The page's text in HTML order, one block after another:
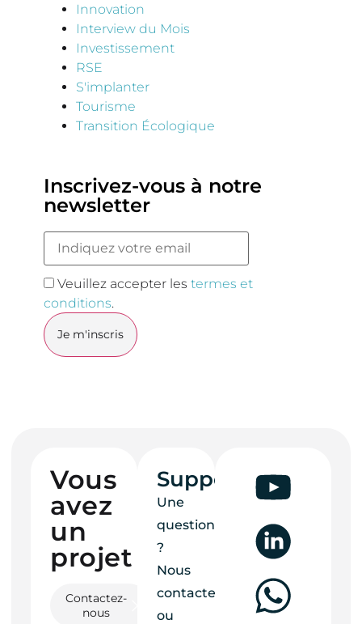
Innovation
Interview du Mois
Investissement
RSE
S'implanter
Tourisme
Transition Écologique
Inscrivez-vous à notre
newsletter
Veuillez accepter lestermes et
conditions.
Vous
avez
un
projet ?
Contactez-
nous
Support
Une
question
?
Nous
contacter
ou